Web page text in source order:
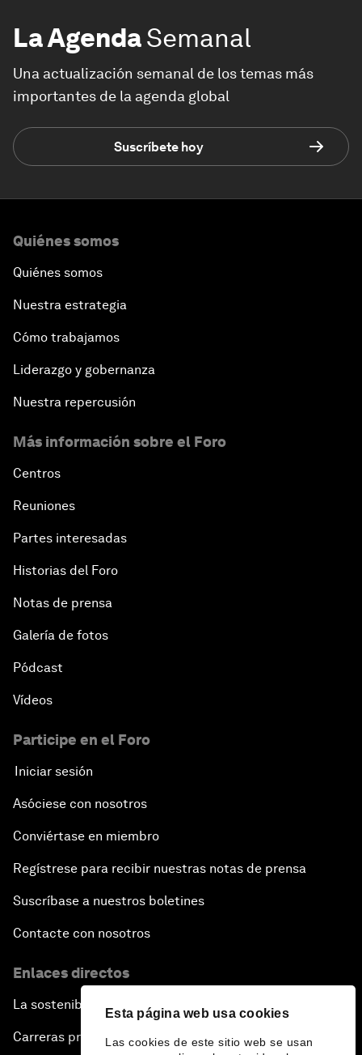
Esta página web usa cookies
Las cookies de este sitio web se usan
La AgendaSemanal
Una actualización semanal de los temas más
importantes de la agenda global
Suscríbete hoy
Quiénes somos
Quiénes somos
Nuestra estrategia
Cómo trabajamos
Liderazgo y gobernanza
Nuestra repercusión
Más información sobre el Foro
Centros
Reuniones
Partes interesadas
Historias del Foro
Notas de prensa
Galería de fotos
Pódcast
Vídeos
Participe en el Foro
Iniciar sesión
Asóciese con nosotros
Conviértase en miembro
Regístrese para recibir nuestras notas de prensa
Suscríbase a nuestros boletines
Contacte con nosotros
Enlaces directos
La sostenibilidad en el Foro
Carreras profesionales